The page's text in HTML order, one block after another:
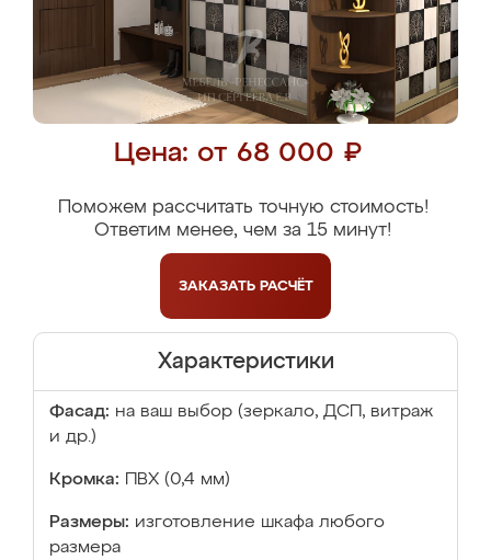
Цена: от 68 000 ₽
Поможем рассчитать точную стоимость!
Ответим менее, чем за 15 минут!
ЗАКАЗАТЬ РАСЧЁТ
Характеристики
Фасад: на ваш выбор (зеркало, ДСП, витраж
и др.)
Кромка: ПВХ (0,4 мм)
Размеры: изготовление шкафа любого
размера